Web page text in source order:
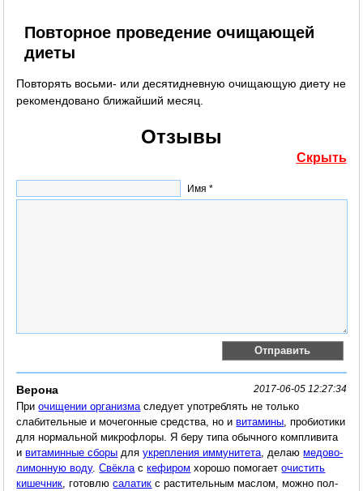
Повторное проведение очищающей
диеты
Повторять восьми- или десятидневную очищающую диету не
рекомендовано ближайший месяц.
Отзывы
Скрыть
Имя *
Верона 2017-06-05 12:27:34
Приочищении организма следует употреблять не только
слабительные и мочегонные средства, но ивитамины , пробиотики
для нормальной микрофлоры. Я беру типа обычного компливита
ивитаминные сборы дляукрепления иммунитета , делаюмедово-
лимонную воду.Свёкла скефиром хорошо помогаеточистить
кишечник , готовлюсалатик с растительным маслом, можно пол-